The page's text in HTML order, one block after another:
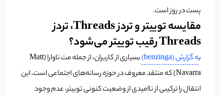
پست در روز است.
مقایسه توییتر و تردز Threads، تردز
Threads رقیب توییتر می‌شود؟
به گزارش (benzinga)
بسیاری از کاربران، از جمله مت ناوارا (Matt
Navarra) که منتقد معروف در حوزه رسانه‌های اجتماعی است، این
انتقال را ترکیبی از ناامیدی از وضعیت کنونی توییتر، عدم وجود